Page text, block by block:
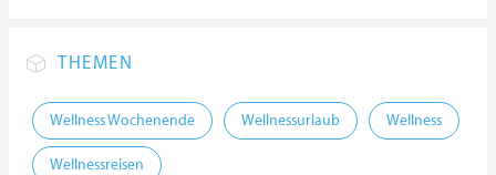
THEMEN
Wellness Wochenende Wellnessurlaub Wellness
Wellnessreisen